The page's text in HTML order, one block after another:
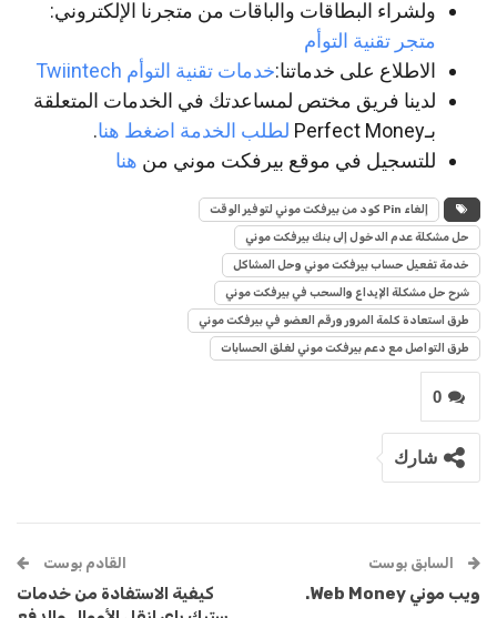
ولشراء البطاقات والباقات من متجرنا الإلكتروني:
متجر تقنية التوأم
الاطلاع على خدماتنا:خدمات تقنية التوأم Twiintech
لدينا فريق مختص لمساعدتك في الخدمات المتعلقة
بـPerfect Money
لطلب الخدمة اضغط هنا.
للتسجيل في موقع بيرفكت موني من هنا
إلغاء Pin كود من بيرفكت موني لتوفير الوقت
حل مشكلة عدم الدخول إلى بنك بيرفكت موني
خدمة تفعيل حساب بيرفكت موني وحل المشاكل
شرح حل مشكلة الإيداع والسحب في بيرفكت موني
طرق استعادة كلمة المرور ورقم العضو في بيرفكت موني
طرق التواصل مع دعم بيرفكت موني لغلق الحسابات
0
شارك
السابق بوست
ويب موني Web Money.
القادم بوست
كيفية الاستفادة من خدمات